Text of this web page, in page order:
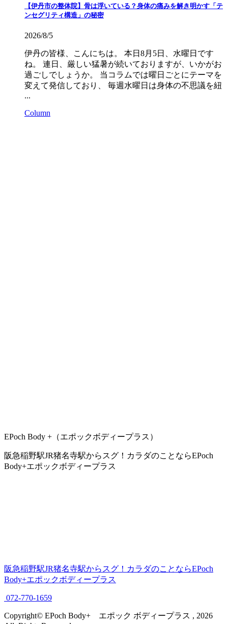
【伊丹市の整体院】骨は浮いている？身体の痛みを解き明かす「テ
ンセグリティ構造」の秘密
2026/8/5
伊丹の皆様、こんにちは。 本日8月5日、水曜日です
ね。 連日、厳しい猛暑が続いておりますが、いかがお
過ごしでしょうか。 当コラムでは曜日ごとにテーマを
変えて発信しており、 毎週水曜日は身体の不思議を紐
...
Column
EPoch Body +（エポックボディープラス）
阪急稲野駅JR猪名寺駅からスグ！カラダのことならEPoch
Body+エポックボディープラス
阪急稲野駅JR猪名寺駅からスグ！カラダのことならEPoch
Body+エポックボディープラス
072-770-1659
Copyright© EPoch Body+ エポック ボディープラス , 2026